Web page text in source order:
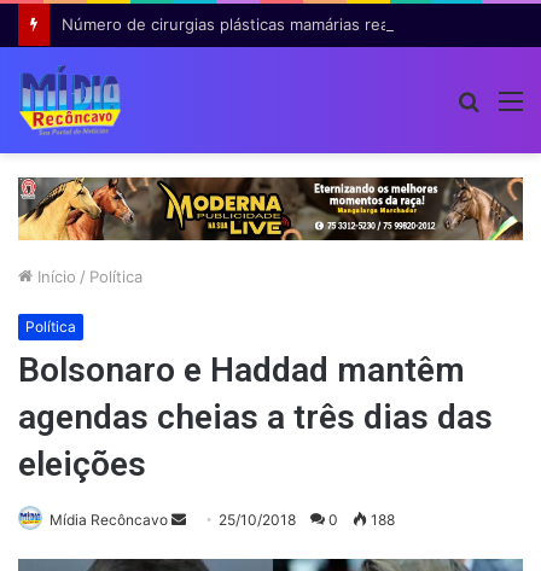
Início / Política
Política
Bolsonaro e Haddad mantêm
agendas cheias a três dias das
eleições
Mídia Recôncavo
Mande25/10/2018 0 188